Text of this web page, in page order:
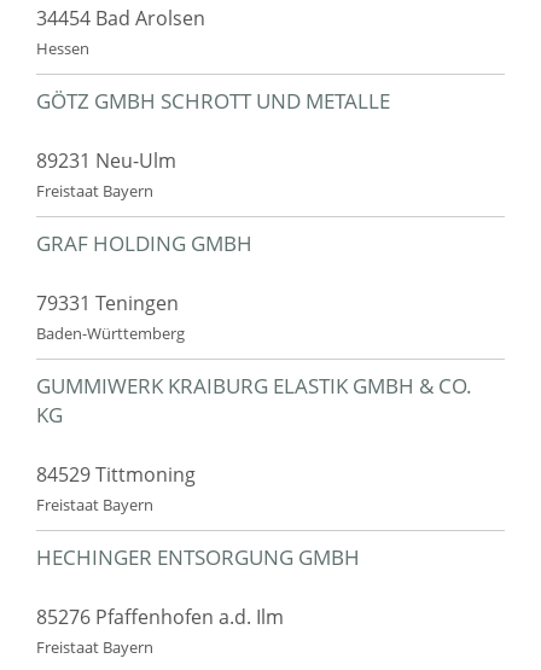
34454 Bad Arolsen
Hessen
GÖTZ GMBH SCHROTT UND METALLE
89231 Neu-Ulm
Freistaat Bayern
GRAF HOLDING GMBH
79331 Teningen
Baden-Württemberg
GUMMIWERK KRAIBURG ELASTIK GMBH & CO.
KG
84529 Tittmoning
Freistaat Bayern
HECHINGER ENTSORGUNG GMBH
85276 Pfaffenhofen a.d. Ilm
Freistaat Bayern